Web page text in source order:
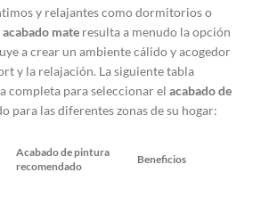
y relajantes como dormitorios o
acabado mate resulta a menudo la opción
a crear un ambiente cálido y acogedor
y la relajación. La siguiente tabla
completa para seleccionar el acabado de
para las diferentes zonas de su hogar:
Acabado de pintura
recomendado
Beneficios